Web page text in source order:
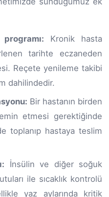
Kronik hasta
tarihte eczaneden
Reçete yenileme takibi
dahilindedir.
Bir hastanın birden
etmesi gerektiğinde
toplanıp hastaya teslim
İnsülin ve diğer soğuk
ile sıcaklık kontrolü
yaz aylarında kritik